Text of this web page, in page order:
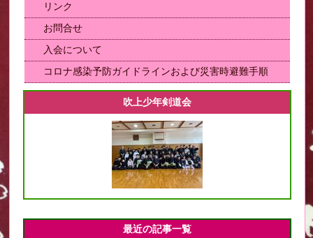
リンク
お問合せ
入会について
コロナ感染予防ガイドラインおよび災害時避難手順
吹上少年剣道会
最近の記事一覧